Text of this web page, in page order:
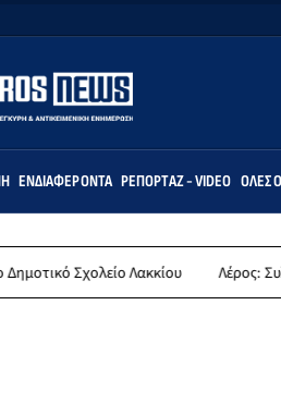
ΕΝΔΙΑΦΈΡΟΝΤΑ ΡΕΠΟΡΤΆΖ - VIDEO ΌΛΕΣ
Λακκίου Λέρος: Συλλυπητήρια